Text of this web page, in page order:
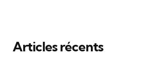
Articles récents